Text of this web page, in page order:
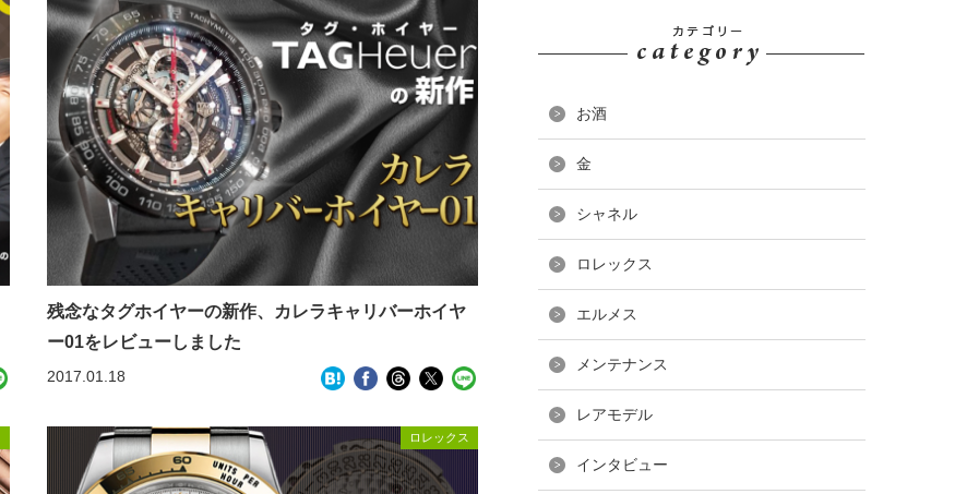
残念なタグホイヤーの新作、カレラキャリバーホイヤ
ー01をレビューしました
2017.01.18
ロレックス
お酒
金
シャネル
ロレックス
エルメス
メンテナンス
レアモデル
インタビュー